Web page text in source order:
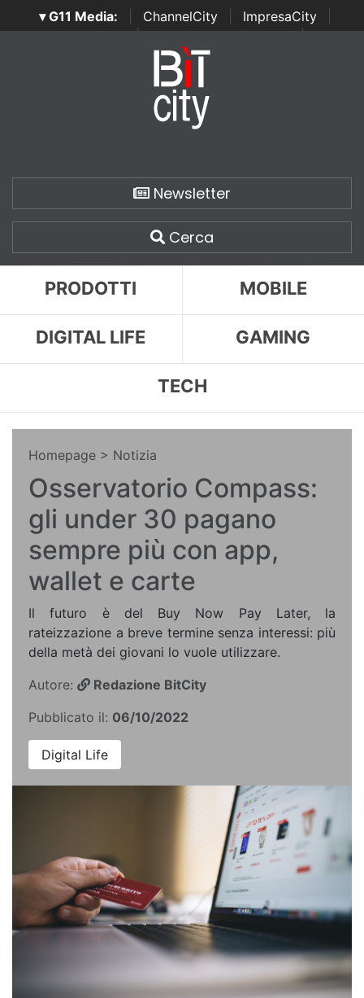
▾ G11 Media: ChannelCity ImpresaCity
SecurityOpenLab | Italian Channel Awards | Italian
Italian Security Awards
Newsletter
Cerca
PRODOTTI MOBILE
DIGITAL LIFE GAMING
TECH
Homepage > Notizia
Osservatorio Compass:
gli under 30 pagano
sempre più con app,
wallet e carte
Il futuro è del Buy Now Pay Later, la
rateizzazione a breve termine senza interessi: più
della metà dei giovani lo vuole utilizzare.
Autore:
Redazione BitCity
Pubblicato il: 06/10/2022
Digital Life